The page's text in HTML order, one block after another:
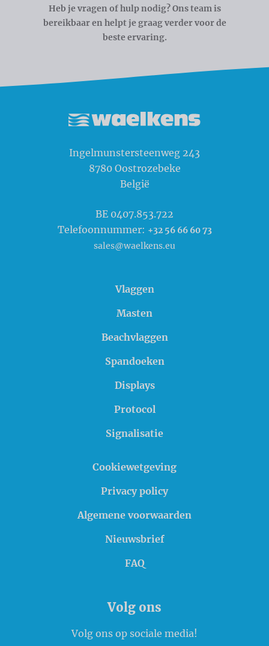
Heb je vragen of hulp nodig? Ons team is
bereikbaar en helpt je graag verder voor de
beste ervaring.
Ingelmunstersteenweg 243
8780 Oostrozebeke
België
BE 0407.853.722
Telefoonnummer: +32 56 66 60 73
sales@waelkens.eu
Vlaggen
Masten
Beachvlaggen
Spandoeken
Displays
Protocol
Signalisatie
Cookiewetgeving
Privacy policy
Algemene voorwaarden
Nieuwsbrief
FAQ
Volg ons
Volg ons op sociale media!